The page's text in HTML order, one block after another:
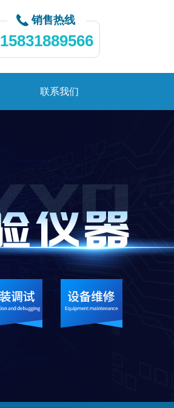
销售热线
15831889566
联系我们